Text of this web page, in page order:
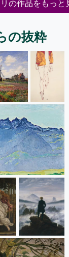
の作品をもっと
の抜粋